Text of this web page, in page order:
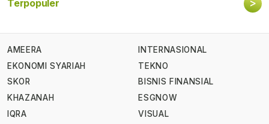
Terpopuler
AMEERA
EKONOMI SYARIAH
SKOR
KHAZANAH
IQRA
INTERNASIONAL
TEKNO
BISNIS FINANSIAL
ESGNOW
VISUAL